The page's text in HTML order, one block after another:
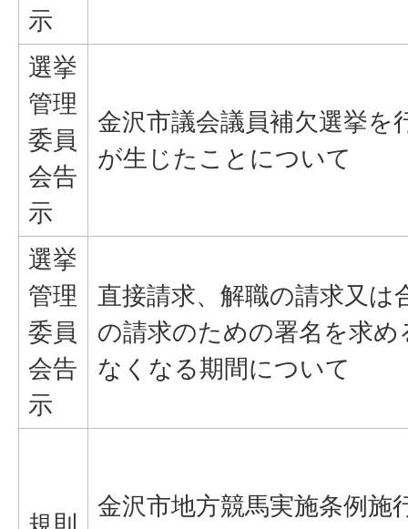
示
選挙
管理
委員
会告
示
金沢市議会議員補欠選挙を
が生じたことについて
選挙
管理
委員
会告
示
直接請求、解職の請求又は
の請求のための署名を求
なくなる期間について
金沢市地方競馬実施条例施